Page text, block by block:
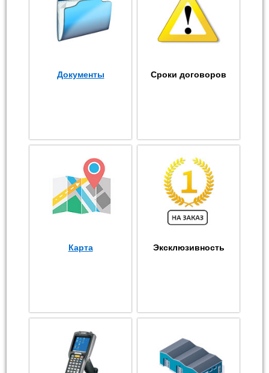
Документы Сроки договоров
Карта Эксклюзивность